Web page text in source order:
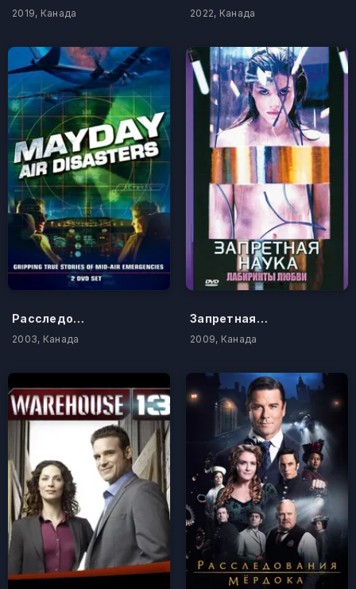
2019, Канада 2022, Канада
Расследования авиакатастроф
2003, Канада
Запретная наука
2009, Канада